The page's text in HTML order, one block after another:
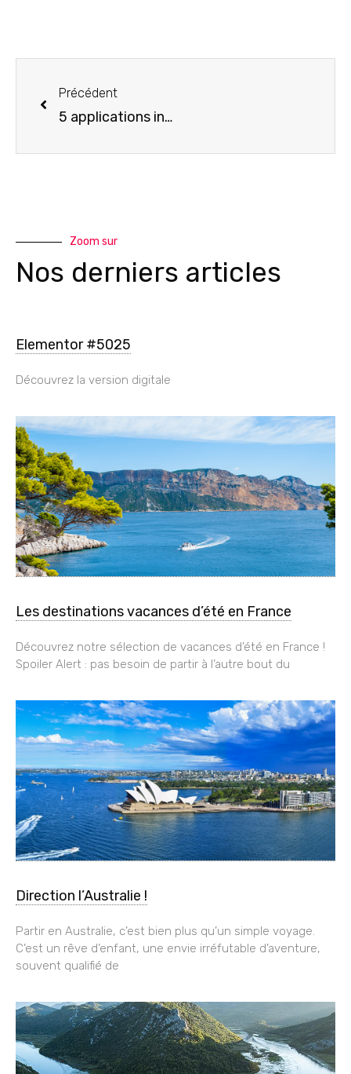
Précédent
5 applications indispensables pour voyager
Zoom sur
Nos derniers articles
Elementor #5025
Découvrez la version digitale
Les destinations vacances d’été en France
Découvrez notre sélection de vacances d’été en France !
Spoiler Alert : pas besoin de partir à l’autre bout du
Direction l’Australie !
Partir en Australie, c’est bien plus qu’un simple voyage.
C’est un rêve d’enfant, une envie irréfutable d’aventure,
souvent qualifié de